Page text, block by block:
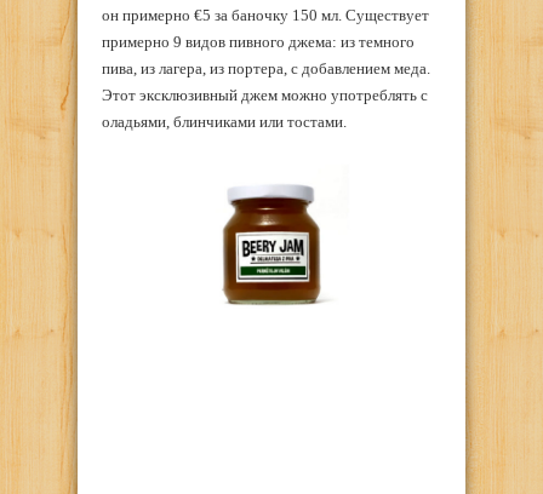
он примерно €5 за баночку 150 мл. Существует
примерно 9 видов пивного джема: из темного
пива, из лагера, из портера, с добавлением меда.
Этот эксклюзивный джем можно употреблять с
оладьями, блинчиками или тостами.